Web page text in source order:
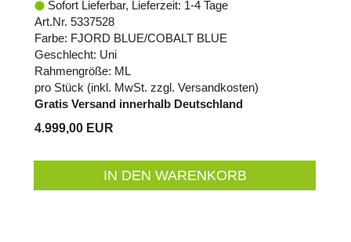
Sofort Lieferbar, Lieferzeit: 1-4 Tage
Art.Nr. 5337528
Farbe: FJORD BLUE/COBALT BLUE
Geschlecht: Uni
Rahmengröße: ML
pro Stück (inkl. MwSt. zzgl. Versandkosten)
Gratis Versand innerhalb Deutschland
4.999,00 EUR
IN DEN WARENKORB